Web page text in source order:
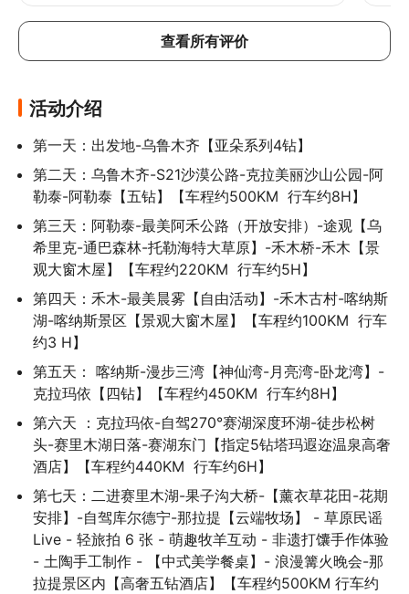
日落
👇 月亮湾-三台古驿-南门松树头
👇 果子沟大桥·薰衣草花田（花期安排）
（开放安排）
👇 唐布拉·独库公路北段穿越｜天山网红公路
🎊 超值赠送·草原沉浸式体验
草原C位视野、中式美学餐桌・森系小火锅、
弗里斯兰名驹・旅拍6张、原野民谣音乐会
查看所有评价
活动介绍
第一天：出发地-乌鲁木齐【亚朵系列4钻】
第二天：乌鲁木齐-S21沙漠公路-克拉美丽沙山公园-阿
勒泰-阿勒泰【五钻】【车程约500KM  行车约8H】
第三天：阿勒泰-最美阿禾公路（开放安排）-途观【乌
希里克-通巴森林-托勒海特大草原】-禾木桥-禾木【景
观大窗木屋】【车程约220KM  行车约5H】
第四天：禾木-最美晨雾【自由活动】-禾木古村-喀纳斯
湖-喀纳斯景区【景观大窗木屋】【车程约100KM  行车
约3 H】
第五天： 喀纳斯-漫步三湾【神仙湾-月亮湾-卧龙湾】-
克拉玛依【四钻】【车程约450KM  行车约8H】
第六天 ：克拉玛依-自驾270°赛湖深度环湖-徒步松树
头-赛里木湖日落-赛湖东门【指定5钻塔玛遐迩温泉高奢
酒店】【车程约440KM  行车约6H】
第七天：二进赛里木湖-果子沟大桥-【薰衣草花田-花期
安排】-自驾库尔德宁-那拉提【云端牧场】 - 草原民谣
Live - 轻旅拍 6 张 - 萌趣牧羊互动 - 非遗打馕手作体验
- 土陶手工制作 - 【中式美学餐桌】- 浪漫篝火晚会-那
拉提景区内【高奢五钻酒店】【车程约500KM 行车约